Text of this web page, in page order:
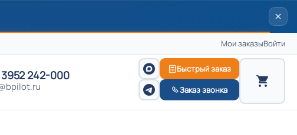
Мои заказыВойти
3952 242-000
Быстрый заказ
Заказ звонка